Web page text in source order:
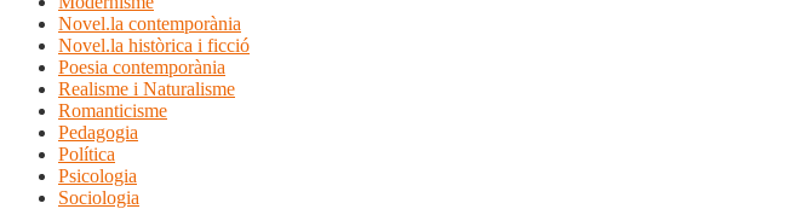
Novel.la contemporània
Novel.la històrica i ficció
Poesia contemporània
Realisme i Naturalisme
Romanticisme
Pedagogia
Política
Psicologia
Sociologia